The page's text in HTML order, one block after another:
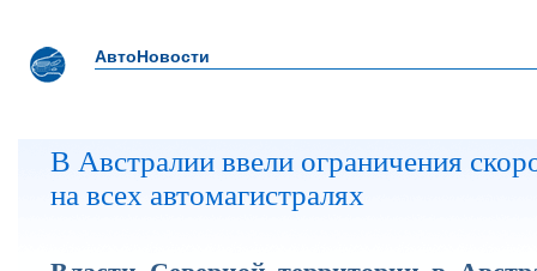
АвтоНовости
В Австралии ввели ограничения
на всех автомагистралях